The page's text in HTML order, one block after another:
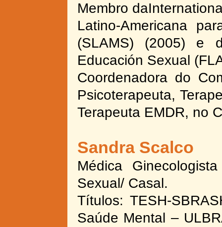
Membro
Latino-Americana
(SLAMS) (2005) e
Educación Sexual
Coordenadora do
Psicoterapeuta,
Terapeuta EMDR, no
Sandra Scalco
Médica
Sexual/ Casal.
Títulos: TESH-
Saúde Mental –